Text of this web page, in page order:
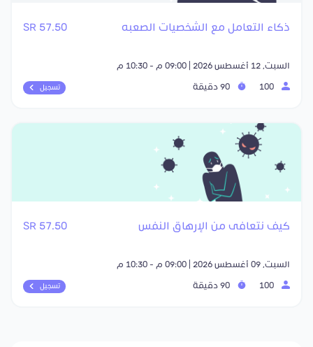
ذكاء التعامل مع الشخصيات الصعبه 57.50 SR
السبت, 12 أغسطس 2026 | 09:00 م - 10:30 م
تسجيل
كيف نتعافى من الإرهاق النفس 57.50 SR
السبت, 09 أغسطس 2026 | 09:00 م - 10:30 م
تسجيل